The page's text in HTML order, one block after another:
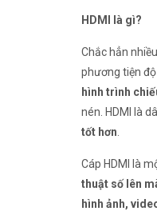
HDMI là gì?
Chắc hẳn
phương tiện độ
hình trình
nén. HDMI là
tốt hơn
Cáp HDMI là
thuật số lên
hình ảnh,